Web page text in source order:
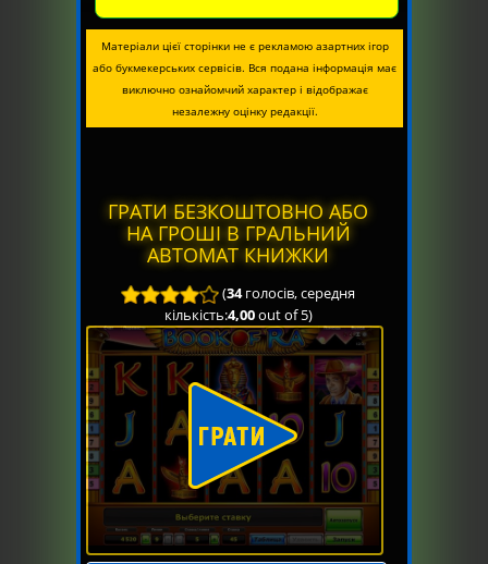
Матеріали цієї сторінки не є рекламою азартних ігор
або букмекерських сервісів. Вся подана інформація має
виключно ознайомчий характер і відображає
незалежну оцінку редакції.
ГРАТИ БЕЗКОШТОВНО АБО
НА ГРОШІ В ГРАЛЬНИЙ
АВТОМАТ КНИЖКИ
(34голосів, середня
кількість:4,00out of 5)